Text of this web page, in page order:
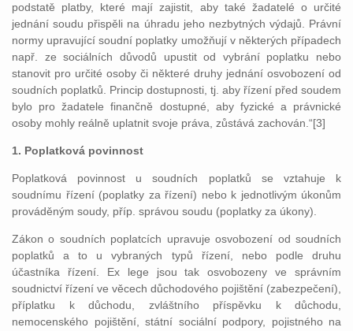
podstatě platby, které mají zajistit, aby také žadatelé o určité
jednání soudu přispěli na úhradu jeho nezbytných výdajů. Právní
normy upravující soudní poplatky umožňují v některých případech
např. ze sociálních důvodů upustit od vybrání poplatku nebo
stanovit pro určité osoby či některé druhy jednání osvobození od
soudních poplatků. Princip dostupnosti, tj. aby řízení před soudem
bylo pro žadatele finančně dostupné, aby fyzické a právnické
osoby mohly reálně uplatnit svoje práva, zůstává zachován.“[3]
1. Poplatková povinnost
Poplatková povinnost u soudních poplatků se vztahuje k
soudnímu řízení (poplatky za řízení) nebo k jednotlivým úkonům
prováděným soudy, příp. správou soudu (poplatky za úkony).
Zákon o soudních poplatcích upravuje osvobození od soudních
poplatků a to u vybraných typů řízení, nebo podle druhu
účastníka řízení. Ex lege jsou tak osvobozeny ve správním
soudnictví řízení ve věcech důchodového pojištění (zabezpečení),
příplatku k důchodu, zvláštního příspěvku k důchodu,
nemocenského pojištění, státní sociální podpory, pojistného na